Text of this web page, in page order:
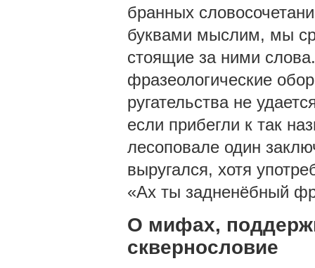
бранных
буквами мыслим, мы
стоящие за ними
фразеологические
ругательства не
если прибегли к так
лесоповале один
выругался, хотя
«Ах ты задненёбный
О мифах,
сквернословие